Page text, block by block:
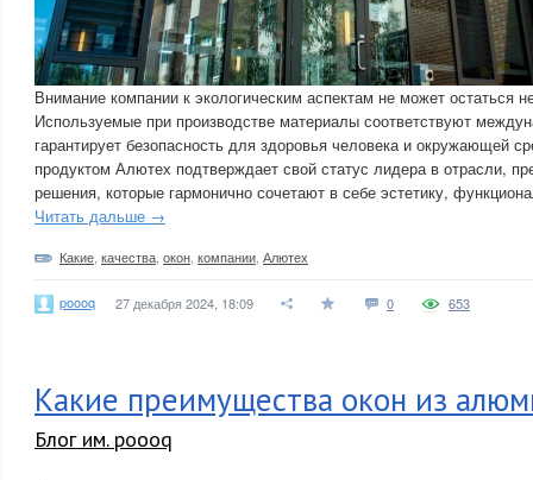
Внимание компании к экологическим аспектам не может остаться
Используемые при производстве материалы соответствуют
гарантирует безопасность для здоровья человека и окружающей
продуктом Алютех подтверждает свой статус лидера в отрасли,
решения, которые гармонично сочетают в себе эстетику,
Читать дальше →
Какие качества окон компании Алютех
poooq 27 декабря 2024, 18:09 0 653
Какие преимущества окон из
Блог им. poooq